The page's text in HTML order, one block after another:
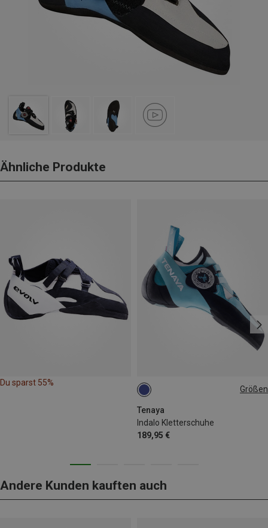
Ähnliche Produkte
Du sparst 55%
Größen
Tenaya
Indalo Kletterschuhe
189,95 €
Andere Kunden kauften auch